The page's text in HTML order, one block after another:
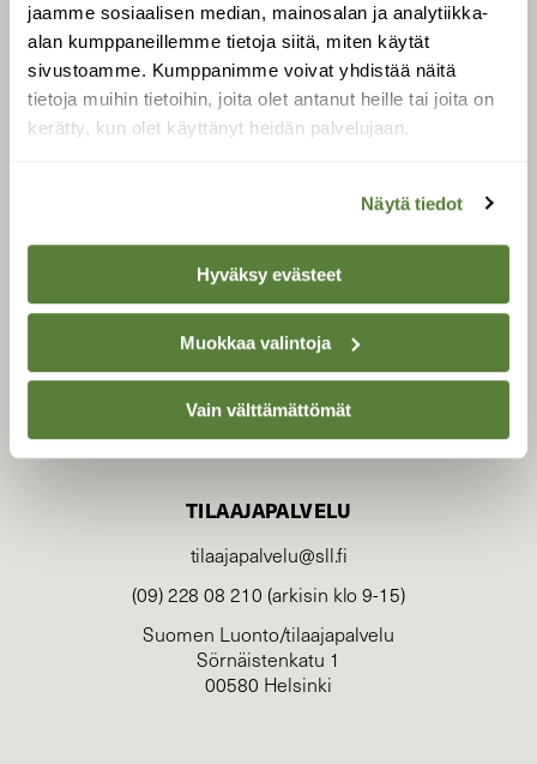
jaamme sosiaalisen median, mainosalan ja analytiikka-
alan kumppaneillemme tietoja siitä, miten käytät
sivustoamme. Kumppanimme voivat yhdistää näitä
tietoja muihin tietoihin, joita olet antanut heille tai joita on
kerätty, kun olet käyttänyt heidän palvelujaan.
Näytä tiedot
Hyväksy evästeet
Muokkaa valintoja
Vain välttämättömät
SUOMEN LUONNON­
SUOJELU­LIITTO
Suomen Luonto -lehden
luonnonsuojelu­liitto.
TILAAJAPALVELU
tilaajapalvelu@sll.fi
(09) 228 08 210 (arkisin klo 9-15)
Suomen Luonto/tilaajapalvelu
Sörnäistenkatu 1
00580 Helsinki